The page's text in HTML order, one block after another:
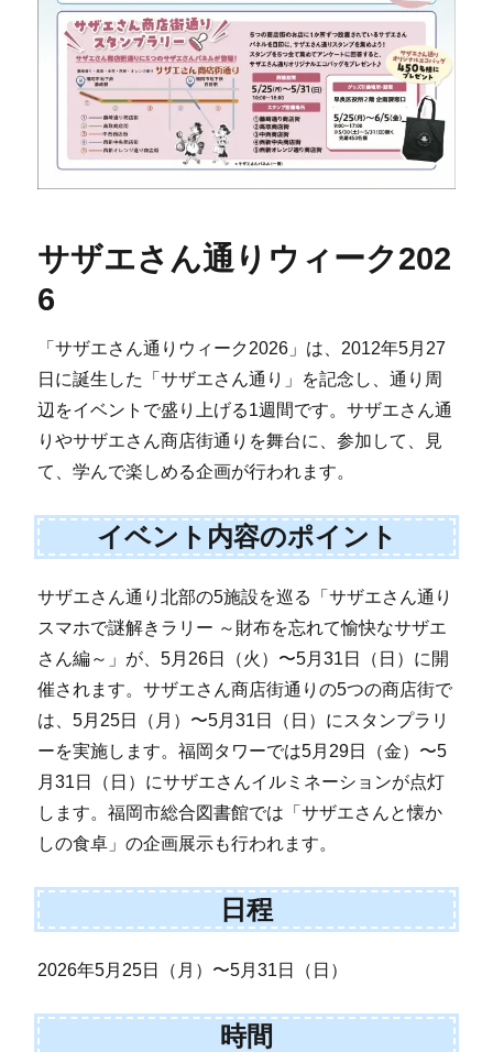
サザエさん通りウィーク202
6
「サザエさん通りウィーク2026」は、2012年5月27
日に誕生した「サザエさん通り」を記念し、通り周
辺をイベントで盛り上げる1週間です。サザエさん通
りやサザエさん商店街通りを舞台に、参加して、見
て、学んで楽しめる企画が行われます。
イベント内容のポイント
サザエさん通り北部の5施設を巡る「サザエさん通り
スマホで謎解きラリー ～財布を忘れて愉快なサザエ
さん編～」が、5月26日（火）〜5月31日（日）に開
催されます。サザエさん商店街通りの5つの商店街で
は、5月25日（月）〜5月31日（日）にスタンプラリ
ーを実施します。福岡タワーでは5月29日（金）〜5
月31日（日）にサザエさんイルミネーションが点灯
します。福岡市総合図書館では「サザエさんと懐か
しの食卓」の企画展示も行われます。
日程
2026年5月25日（月）〜5月31日（日）
時間